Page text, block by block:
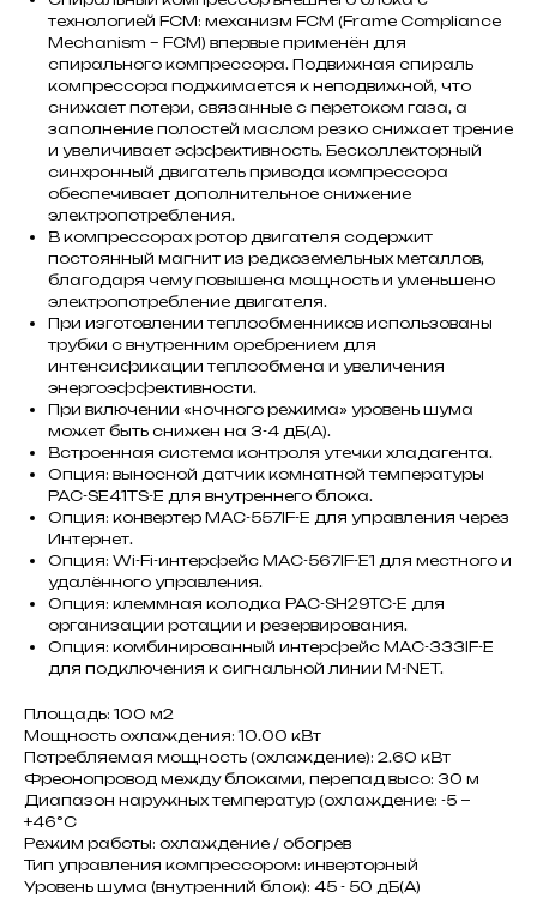
технологией FCM: механизм FCM (Frame Compliance
Mechanism – FCM) впервые применён для
спирального компрессора. Подвижная спираль
компрессора поджимается к неподвижной, что
снижает потери, связанные с перетоком газа, а
заполнение полостей маслом резко снижает трение
и увеличивает эффективность. Бесколлекторный
синхронный двигатель привода компрессора
обеспечивает дополнительное снижение
электропотребления.
В компрессорах ротор двигателя содержит
постоянный магнит из редкоземельных металлов,
благодаря чему повышена мощность и уменьшено
электропотребление двигателя.
При изготовлении теплообменников использованы
трубки с внутренним оребрением для
интенсификации теплообмена и увеличения
энергоэффективности.
При включении «ночного режима» уровень шума
может быть снижен на 3-4 дБ(А).
Встроенная система контроля утечки хладагента.
Опция: выносной датчик комнатной температуры
PAC-SE41TS-E для внутреннего блока.
Опция: конвертер MAC-557IF-E для управления через
Интернет.
Опция: Wi-Fi-интерфейс MAC-567IF-E1 для местного и
удалённого управления.
Опция: клеммная колодка PAC-SH29TC-E для
организации ротации и резервирования.
Опция: комбинированный интерфейс MAC-333IF-E
для подключения к сигнальной линии M-NET.
Площадь: 100 м2
Мощность охлаждения: 10.00 кВт
Потребляемая мощность (охлаждение): 2.60 кВт
Фреонопровод между блоками, перепад высо: 30 м
Диапазон наружных температур (охлаждение: -5 ~
+46°C
Режим работы: охлаждение / обогрев
Тип управления компрессором: инверторный
Уровень шума (внутренний блок): 45 - 50 дБ(А)